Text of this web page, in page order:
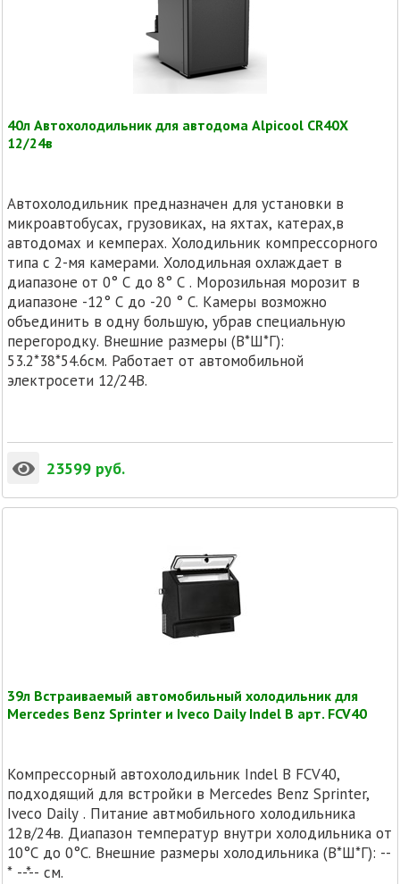
40л Автохолодильник для автодома Alpicool CR40X
12/24в
Автохолодильник предназначен для установки в
микроавтобусах, грузовиках, на яхтах, катерах,в
автодомах и кемперах. Холодильник компрессорного
типа с 2-мя камерами. Холодильная охлаждает в
диапазоне от 0° C до 8° C . Морозильная морозит в
диапазоне -12° C до -20 ° C. Камеры возможно
объединить в одну большую, убрав специальную
перегородку. Внешние размеры (В*Ш*Г):
53.2*38*54.6см. Работает от автомобильной
электросети 12/24В.
23599 руб.
39л Встраиваемый автомобильный холодильник для
Mercedes Benz Sprinter и Iveco Daily Indel B арт. FCV40
Компрессорный автохолодильник Indel B FCV40,
подходящий для встройки в Mercedes Benz Sprinter,
Iveco Daily . Питание автмобильного холодильника
12в/24в. Диапазон температур внутри холодильника от
10°C до 0°C. Внешние размеры холодильника (В*Ш*Г): --
* --*-- см.